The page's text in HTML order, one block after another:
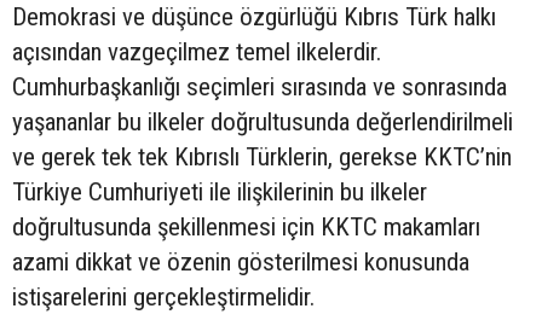
Demokrasi ve düşünce özgürlüğü Kıbrıs Türk halkı
açısından vazgeçilmez temel ilkelerdir.
Cumhurbaşkanlığı seçimleri sırasında ve sonrasında
yaşananlar bu ilkeler doğrultusunda değerlendirilmeli
ve gerek tek tek Kıbrıslı Türklerin, gerekse KKTC’nin
Türkiye Cumhuriyeti ile ilişkilerinin bu ilkeler
doğrultusunda şekillenmesi için KKTC makamları
azami dikkat ve özenin gösterilmesi konusunda
istişarelerini gerçekleştirmelidir.